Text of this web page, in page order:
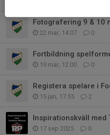
Fotografering 9 & 10
22 mar, 14:07 0
Fortbildning
19 mar, 12:00 0
Registera spelare i
15 jan, 17:55 2
Inspirationskväll med
17 sep 2025 0